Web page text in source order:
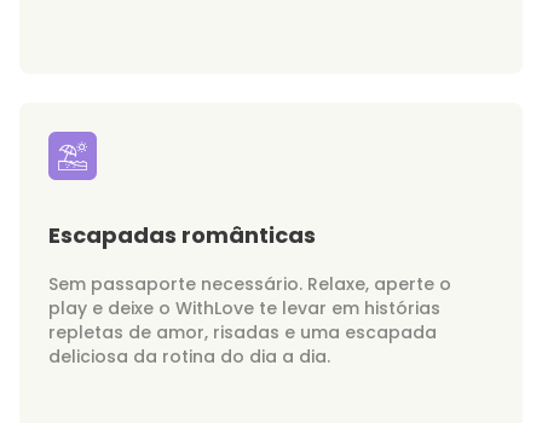
Escapadas românticas
Sem passaporte necessário. Relaxe, aperte o
play e deixe o WithLove te levar em histórias
repletas de amor, risadas e uma escapada
deliciosa da rotina do dia a dia.